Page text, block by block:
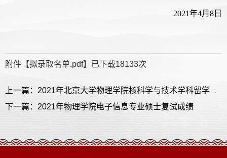
2021年4月8日
附件【拟录取名单.pdf】已下载18133次
下一篇：2021年物理学院电子信息专业硕士复试成绩